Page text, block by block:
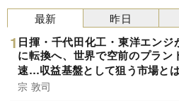
最新
日揮・千代田化工・東洋エンジ
に転換へ、世界で空前のプラン
速…収益基盤として狙う市場と
宗 敦司
昨日